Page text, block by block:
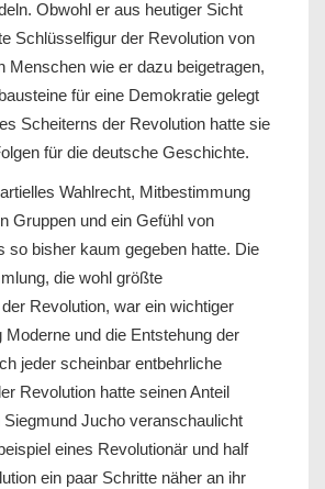
Obwohl er aus heutiger Sicht
Schlüsselfigur der Revolution von
Menschen wie er dazu beigetragen,
für eine Demokratie gelegt
Scheiterns der Revolution hatte sie
für die deutsche Geschichte.
Wahlrecht, Mitbestimmung
Gruppen und ein Gefühl von
so bisher kaum gegeben hatte. Die
die wohl größte
Revolution, war ein wichtiger
Moderne und die Entstehung der
jeder scheinbar entbehrliche
Revolution hatte seinen Anteil
Siegmund Jucho veranschaulicht
eines Revolutionär und half
ein paar Schritte näher an ihr